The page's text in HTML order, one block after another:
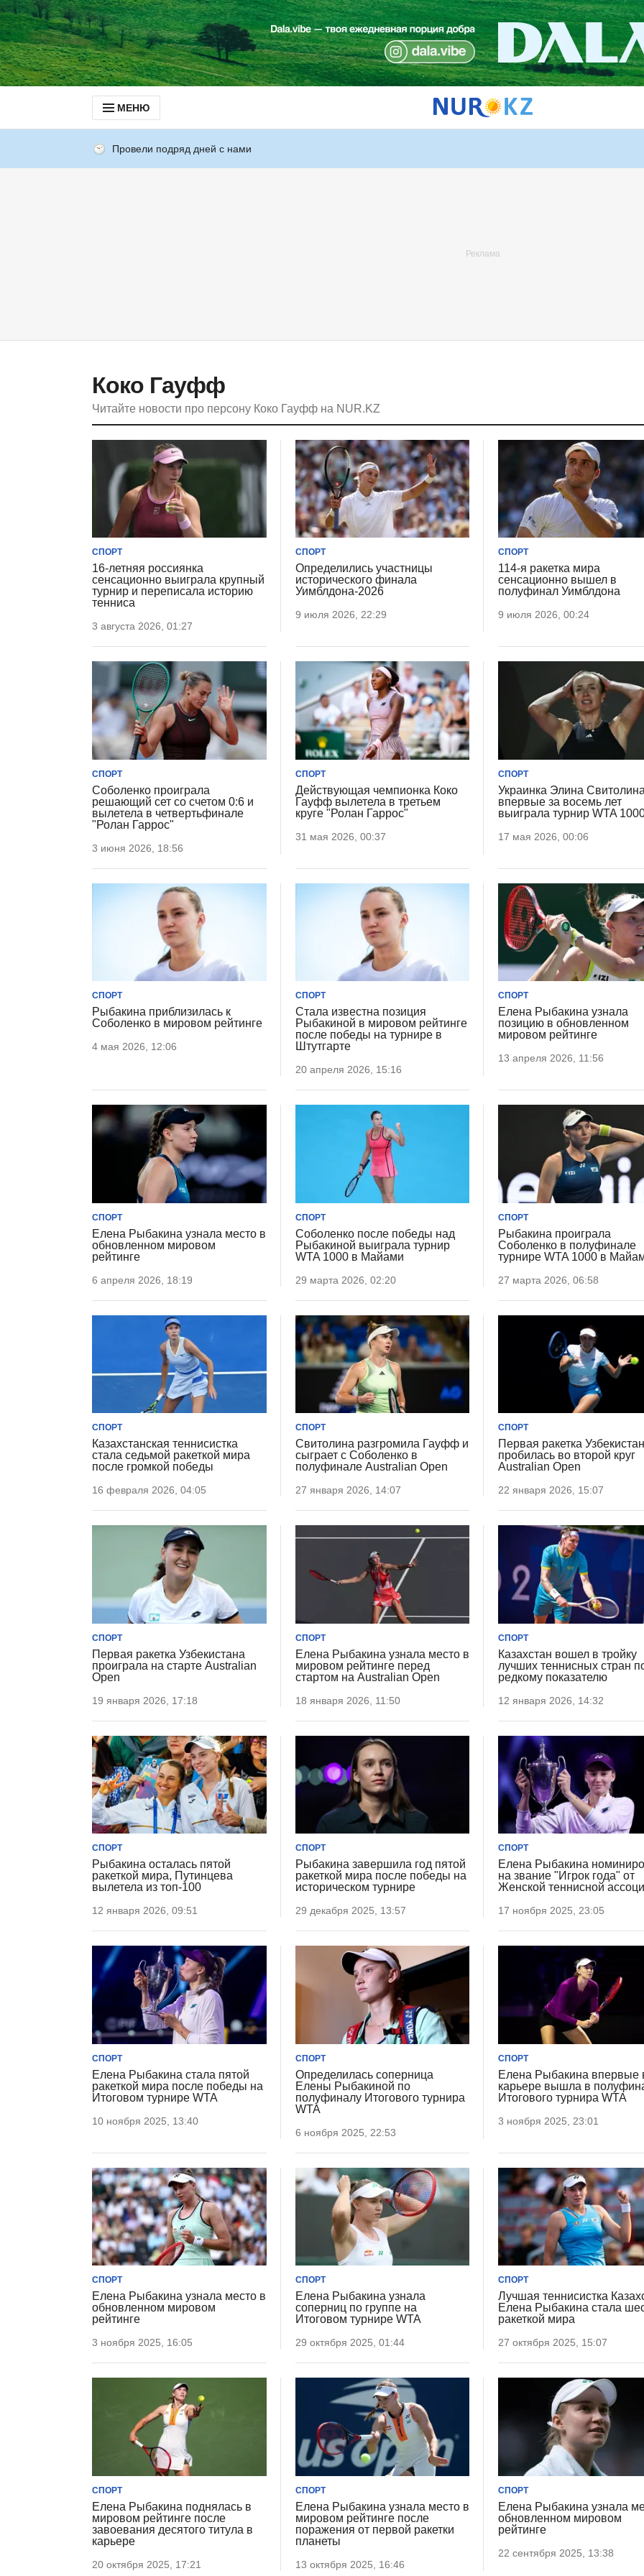
МЕНЮ
Провели подряд дней с нами
Коко Гауфф
Читайте новости про персону Коко Гауфф на NUR.KZ
СПОРТ
16-летняя россиянка
сенсационно выиграла крупный
турнир и переписала историю
тенниса
3 августа 2026, 01:27
СПОРТ
Определились участницы
исторического финала
Уимблдона-2026
9 июля 2026, 22:29
СПОРТ
114-я ракетка мира
сенсационно вышел в
полуфинал Уимблдона
9 июля 2026, 00:24
СПОРТ
Соболенко проиграла
решающий сет со счетом 0:6 и
вылетела в четвертьфинале
"Ролан Гаррос"
3 июня 2026, 18:56
СПОРТ
Действующая чемпионка Коко
Гауфф вылетела в третьем
круге "Ролан Гаррос"
31 мая 2026, 00:37
СПОРТ
Украинка Элина
впервые за восемь лет
выиграла турнир WTA
17 мая 2026, 00:06
СПОРТ
Рыбакина приблизилась к
Соболенко в мировом рейтинге
4 мая 2026, 12:06
СПОРТ
Стала известна позиция
Рыбакиной в мировом рейтинге
после победы на турнире в
Штутгарте
20 апреля 2026, 15:16
СПОРТ
Елена Рыбакина узнала
позицию в обновленном
мировом рейтинге
13 апреля 2026, 11:56
СПОРТ
Елена Рыбакина узнала место в
обновленном мировом
рейтинге
6 апреля 2026, 18:19
СПОРТ
Соболенко после победы над
Рыбакиной выиграла турнир
WTA 1000 в Майами
29 марта 2026, 02:20
СПОРТ
Рыбакина проиграла
Соболенко в полуфинале
турнире WTA 1000 в
27 марта 2026, 06:58
СПОРТ
Казахстанская теннисистка
стала седьмой ракеткой мира
после громкой победы
16 февраля 2026, 04:05
СПОРТ
Свитолина разгромила Гауфф и
сыграет с Соболенко в
полуфинале Australian Open
27 января 2026, 14:07
СПОРТ
Первая ракетка
пробилась во второй круг
Australian Open
22 января 2026, 15:07
СПОРТ
Первая ракетка Узбекистана
проиграла на старте Australian
Open
19 января 2026, 17:18
СПОРТ
Елена Рыбакина узнала место в
мировом рейтинге перед
стартом на Australian Open
18 января 2026, 11:50
СПОРТ
Казахстан вошел в тройку
лучших теннисных стран
редкому показателю
12 января 2026, 14:32
СПОРТ
Рыбакина осталась пятой
ракеткой мира, Путинцева
вылетела из топ-100
12 января 2026, 09:51
СПОРТ
Рыбакина завершила год пятой
ракеткой мира после победы на
историческом турнире
29 декабря 2025, 13:57
СПОРТ
Елена Рыбакина
на звание "Игрок года" от
Женской теннисной
17 ноября 2025, 23:05
СПОРТ
Елена Рыбакина стала пятой
ракеткой мира после победы на
Итоговом турнире WTA
10 ноября 2025, 13:40
СПОРТ
Определилась соперница
Елены Рыбакиной по
полуфиналу Итогового турнира
WTA
6 ноября 2025, 22:53
СПОРТ
Елена Рыбакина впервые
карьере вышла в
Итогового турнира WTA
3 ноября 2025, 23:01
СПОРТ
Елена Рыбакина узнала место в
обновленном мировом
рейтинге
3 ноября 2025, 16:05
СПОРТ
Елена Рыбакина узнала
соперниц по группе на
Итоговом турнире WTA
29 октября 2025, 01:44
СПОРТ
Лучшая теннисистка
Елена Рыбакина стала
ракеткой мира
27 октября 2025, 15:07
СПОРТ
Елена Рыбакина поднялась в
мировом рейтинге после
завоевания десятого титула в
карьере
20 октября 2025, 17:21
СПОРТ
Елена Рыбакина узнала место в
мировом рейтинге после
поражения от первой ракетки
планеты
13 октября 2025, 16:46
СПОРТ
Елена Рыбакина узнала
обновленном мировом
рейтинге
22 сентября 2025, 13:38